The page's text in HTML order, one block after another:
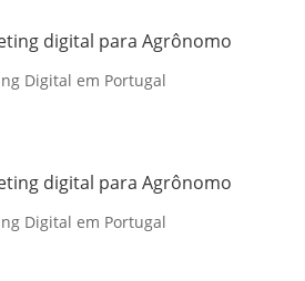
digital para Agrônomo
Digital em Portugal
digital para Agrônomo
Digital em Portugal